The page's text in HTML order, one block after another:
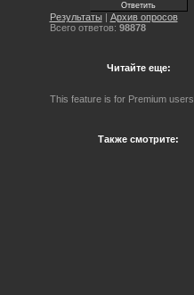
Результаты | Архив опросов
Всего ответов: 98878
Читайте еще:
This feature is for Premium
Также смотрите: